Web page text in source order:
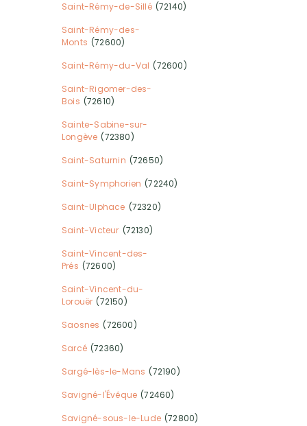
Saint-Rémy-de-Sillé (72140)
Saint-Rémy-des-
Monts (72600)
Saint-Rémy-du-Val (72600)
Saint-Rigomer-des-
Bois (72610)
Sainte-Sabine-sur-
Longève (72380)
Saint-Saturnin (72650)
Saint-Symphorien (72240)
Saint-Ulphace (72320)
Saint-Victeur (72130)
Saint-Vincent-des-
Prés (72600)
Saint-Vincent-du-
Lorouër (72150)
Saosnes (72600)
Sarcé (72360)
Sargé-lès-le-Mans (72190)
Savigné-l'Évêque (72460)
Savigné-sous-le-Lude (72800)